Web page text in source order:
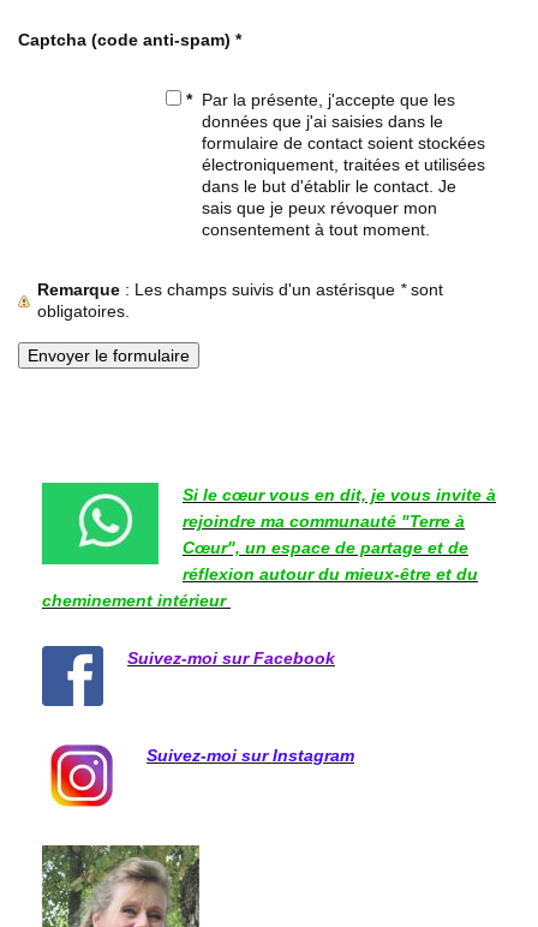
Captcha (code anti-spam) *
* Par la présente, j'accepte que les
données que j'ai saisies dans le
formulaire de contact soient stockées
électroniquement, traitées et utilisées
dans le but d'établir le contact. Je
sais que je peux révoquer mon
consentement à tout moment.
Remarque : Les champs suivis d'un astérisque *sont
obligatoires.
Si le cœur vous en dit, je vous invite à
rejoindre ma communauté "Terre à
Cœur", un espace de partage et de
réflexion autour du mieux-être et du
cheminement intérieur
Suivez-moi sur Facebook
Suivez-moi sur Instagram